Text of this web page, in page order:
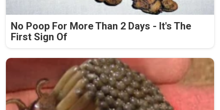
No Poop For More Than 2 Days - It's The
First Sign Of